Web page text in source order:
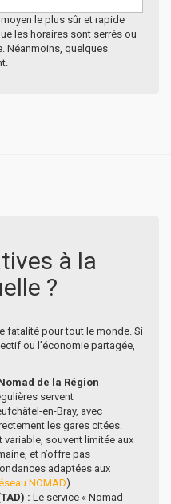
le plus sûr et rapide
les horaires sont serrés ou
Néanmoins, quelques
à la
?
fatalité pour tout le monde. Si
ou l’économie partagée,
de la Région
servent
en-Bray, avec
les gares citées.
souvent limitée aux
et n’offre pas
adaptées aux
NOMAD).
: Le service « Nomad